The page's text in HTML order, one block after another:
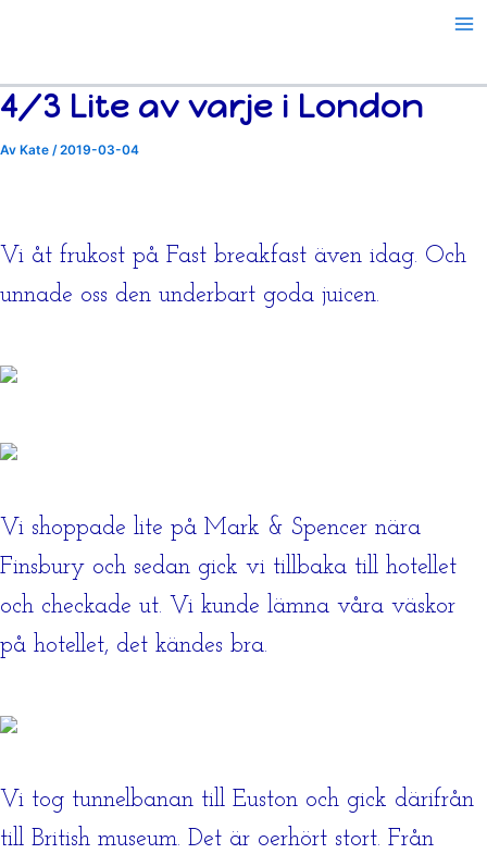
4/3 Lite av varje i London
Av Kate /2019-03-04
Vi åt frukost på Fast breakfast även idag. Och
unnade oss den underbart goda juicen.
Vi shoppade lite på Mark & Spencer nära
Finsbury och sedan gick vi tillbaka till hotellet
och checkade ut. Vi kunde lämna våra väskor
på hotellet, det kändes bra.
Vi tog tunnelbanan till Euston och gick därifrån
till British museum. Det är oerhört stort. Från